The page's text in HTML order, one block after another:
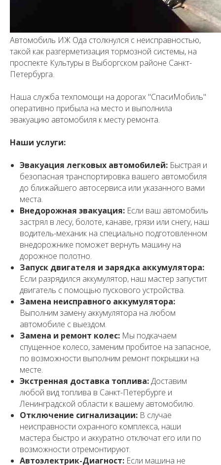
Автомобиль ИЖ Ода столкнулся с неисправностью,
такой как разгерметизация тормозной системы, на
проспекте Культуры в Выборгском районе Санкт-
Петербурга.
Наша служба техпомощи на дорогах "СпасиМобиль"
оперативно прибыла на место и выполнила
эвакуацию автомобиля к месту ремонта.
Наши услуги:
Эвакуация легковых автомобилей: Быстрая и
безопасная транспортировка вашего автомобиля
до ближайшего автосервиса или указанного вами
места.
Внедорожная эвакуация: Если ваш автомобиль
застрял в лесу, болоте, канаве, грязи или снегу, наш
водитель-механик на специально подготовленном
внедорожнике поможет вернуть машину на
дорожное полотно.
Запуск двигателя и зарядка аккумулятора:
Если разрядился аккумулятор, наш мастер запустит
двигатель с помощью пускового устройства.
Замена неисправного аккумулятора:
Выполним замену аккумулятора на любом
автомобиле с выездом.
Замена и ремонт колес: Мы подкачаем
спущенное колесо, заменим пробитое на запасное,
по возможности выполним ремонт покрышки на
месте.
Экстренная доставка топлива:Доставим
любой вид топлива в Санкт-Петербурге и
Ленинградской области к вашему автомобилю.
Отключение сигнализации: В случае
неисправности охранного комплекса, наши
мастера быстро и аккуратно отключат его или по
возможности отремонтируют.
Автоэлектрик-Диагност: Если машина не